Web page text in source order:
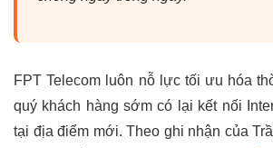
FPT Telecom luôn nỗ lực tối ưu hóa
quý khách hàng sớm có lại kết nối
tại địa điểm mới. Theo ghi nhận của